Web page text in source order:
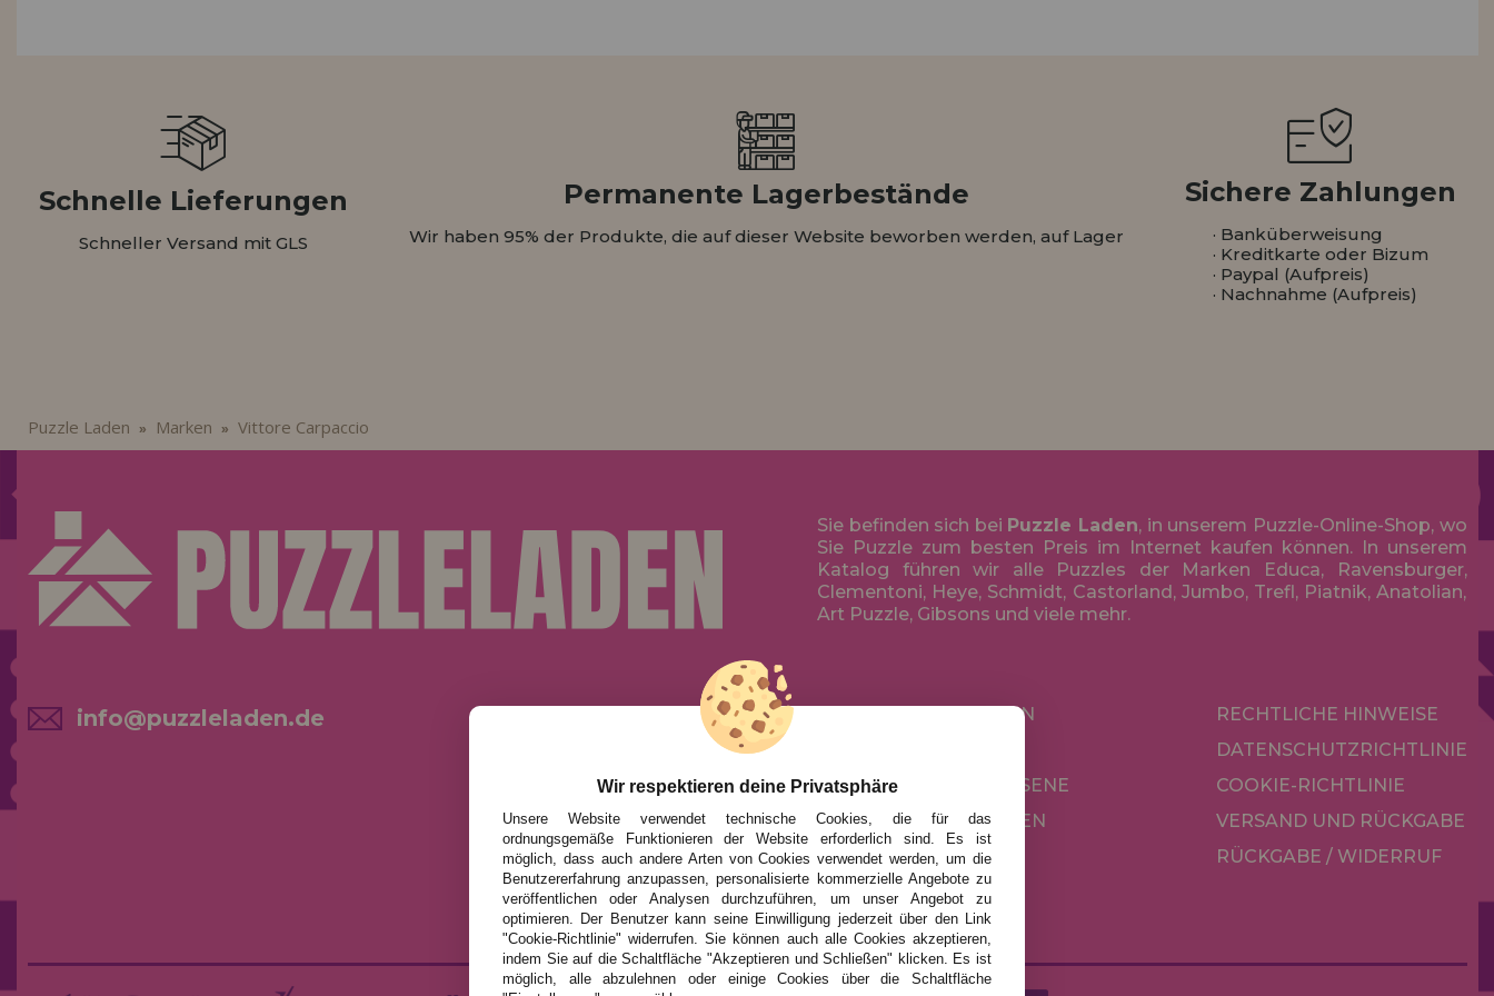
info@puzzleladen.de
Schnelle Lieferungen
Schneller Versand mit GLS
Permanente Lagerbestände
Wir haben 95% der Produkte, die auf dieser Website beworben werden, auf Lager
Sichere Zahlungen
· Banküberweisung
· Kreditkarte oder Bizum
· Paypal (Aufpreis)
· Nachnahme (Aufpreis)
Puzzle Laden » Marken » Vittore Carpaccio
Sie befinden sich bei Puzzle Laden, in unserem Puzzle-Online-Shop, wo
Sie Puzzle zum besten Preis im Internet kaufen können. In unserem
Katalog führen wir alle Puzzles der Marken Educa, Ravensburger,
Clementoni, Heye, Schmidt, Castorland, Jumbo, Trefl, Piatnik, Anatolian,
Art Puzzle, Gibsons und viele mehr.
info@puzzleladen.de
AKTIONEN UND ANGEBOTE
NACH MARKEN
FÜR ERWACHSENE
NACH AUTOREN
ZUBEHÖR
BRETTSPIELE
RECHTLICHE HINWEISE
DATENSCHUTZRICHTLINIE
COOKIE-RICHTLINIE
VERSAND UND RÜCKGABE
RÜCKGABE / WIDERRUF
Wir respektieren deine Privatsphäre
Unsere Website verwendet technische Cookies, die für das
ordnungsgemäße Funktionieren der Website erforderlich sind. Es ist
möglich, dass auch andere Arten von Cookies verwendet werden, um die
Benutzererfahrung anzupassen, personalisierte kommerzielle Angebote zu
veröffentlichen oder Analysen durchzuführen, um unser Angebot zu
optimieren. Der Benutzer kann seine Einwilligung jederzeit über den Link
"Cookie-Richtlinie" widerrufen. Sie können auch alle Cookies akzeptieren,
indem Sie auf die Schaltfläche "Akzeptieren und Schließen" klicken. Es ist
möglich, alle abzulehnen oder einige Cookies über die Schaltfläche